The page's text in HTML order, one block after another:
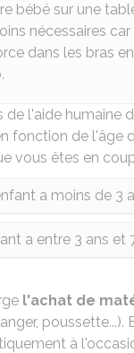
bébé sur une
nécessaires
dans les bras
de l'aide humaine
fonction de l'âge
vous êtes en
a moins de 3
a entre 3 ans et
l'achat de
poussette...).
à